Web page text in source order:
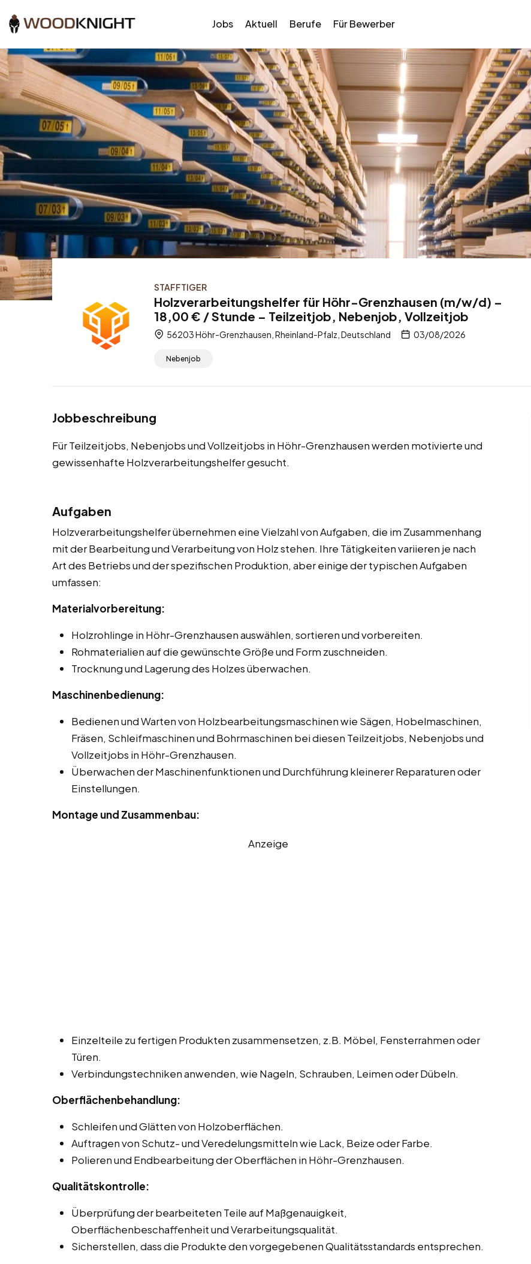
Jobs Aktuell Berufe Für Bewerber
STAFFTIGER
Holzverarbeitungshelfer für Höhr-Grenzhausen (m/w/d) –
18,00 € / Stunde – Teilzeitjob, Nebenjob, Vollzeitjob
56203 Höhr-Grenzhausen, Rheinland-Pfalz, Deutschland 03/08/2026
Nebenjob
Jobbeschreibung
Für Teilzeitjobs, Nebenjobs und Vollzeitjobs in Höhr-Grenzhausen werden motivierte und
gewissenhafte Holzverarbeitungshelfer gesucht.
Aufgaben
Holzverarbeitungshelfer übernehmen eine Vielzahl von Aufgaben, die im Zusammenhang
mit der Bearbeitung und Verarbeitung von Holz stehen. Ihre Tätigkeiten variieren je nach
Art des Betriebs und der spezifischen Produktion, aber einige der typischen Aufgaben
umfassen:
Materialvorbereitung:
Holzrohlinge in Höhr-Grenzhausen auswählen, sortieren und vorbereiten.
Rohmaterialien auf die gewünschte Größe und Form zuschneiden.
Trocknung und Lagerung des Holzes überwachen.
Maschinenbedienung:
Bedienen und Warten von Holzbearbeitungsmaschinen wie Sägen, Hobelmaschinen,
Fräsen, Schleifmaschinen und Bohrmaschinen bei diesen Teilzeitjobs, Nebenjobs und
Vollzeitjobs in Höhr-Grenzhausen.
Überwachen der Maschinenfunktionen und Durchführung kleinerer Reparaturen oder
Einstellungen.
Montage und Zusammenbau:
Anzeige
Einzelteile zu fertigen Produkten zusammensetzen, z.B. Möbel, Fensterrahmen oder
Türen.
Verbindungstechniken anwenden, wie Nageln, Schrauben, Leimen oder Dübeln.
Oberflächenbehandlung:
Schleifen und Glätten von Holzoberflächen.
Auftragen von Schutz- und Veredelungsmitteln wie Lack, Beize oder Farbe.
Polieren und Endbearbeitung der Oberflächen in Höhr-Grenzhausen.
Qualitätskontrolle:
Überprüfung der bearbeiteten Teile auf Maßgenauigkeit,
Oberflächenbeschaffenheit und Verarbeitungsqualität.
Sicherstellen, dass die Produkte den vorgegebenen Qualitätsstandards entsprechen.